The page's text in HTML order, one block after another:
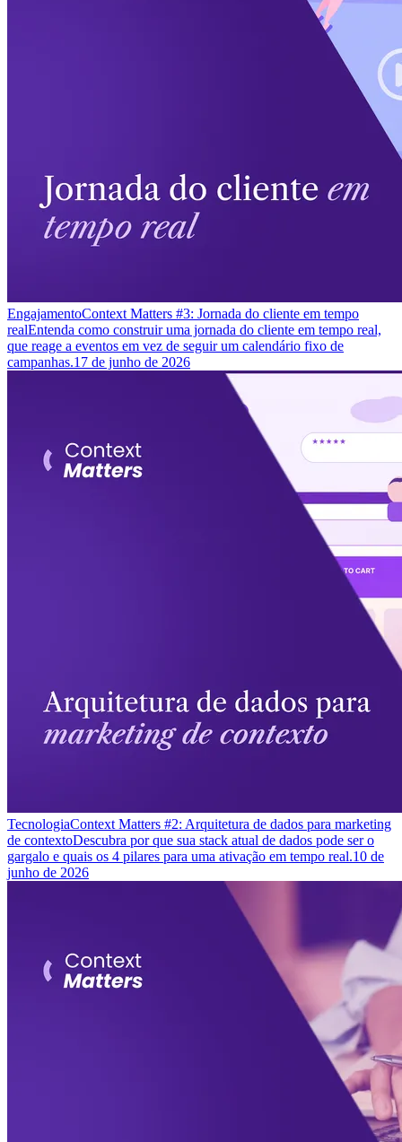
EngajamentoContext Matters #3: Jornada do cliente em tempo
realEntenda como construir uma jornada do cliente em tempo real,
que reage a eventos em vez de seguir um calendário fixo de
campanhas.17 de junho de 2026
TecnologiaContext Matters #2: Arquitetura de dados para marketing
de contextoDescubra por que sua stack atual de dados pode ser o
gargalo e quais os 4 pilares para uma ativação em tempo real.10 de
junho de 2026